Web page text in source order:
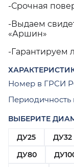
-Срочная
-Выдаем
«Аршин»
-Гарантируем
Номер в ГРСИ
Периодичность
ВЫБЕРИТЕ
ДУ25
ДУ32
ДУ80